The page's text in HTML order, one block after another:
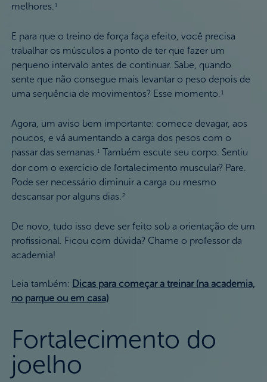
melhores. 1
E para que o treino de força faça efeito, você precisa
trabalhar os músculos a ponto de ter que fazer um
pequeno intervalo antes de continuar. Sabe, quando
sente que não consegue mais levantar o peso depois de
uma sequência de movimentos? Esse momento. 1
Agora, um aviso bem importante: comece devagar, aos
poucos, e vá aumentando a carga dos pesos com o
passar das semanas. 1 Também escute seu corpo. Sentiu
dor com o exercício de fortalecimento muscular? Pare.
Pode ser necessário diminuir a carga ou mesmo
descansar por alguns dias. 2
De novo, tudo isso deve ser feito sob a orientação de um
profissional. Ficou com dúvida? Chame o professor da
academia!
Leia também: Dicas para começar a treinar (na academia,
no parque ou em casa)
Fortalecimento do
joelho